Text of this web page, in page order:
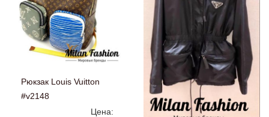
Рюкзак Louis Vuitton
#v2148
Цена: